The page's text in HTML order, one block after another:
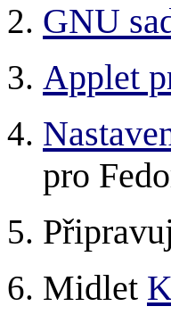
GNU
Applet
pro
Midlet